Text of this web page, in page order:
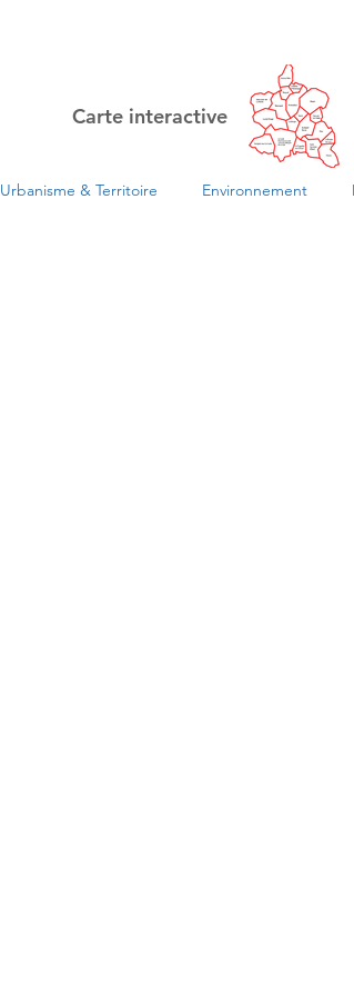
Carte interactive
Urbanisme & Territoire Environnement